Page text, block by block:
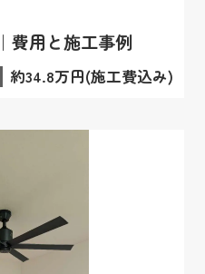
費用と施工事例
約34.8万円(施工費込み)